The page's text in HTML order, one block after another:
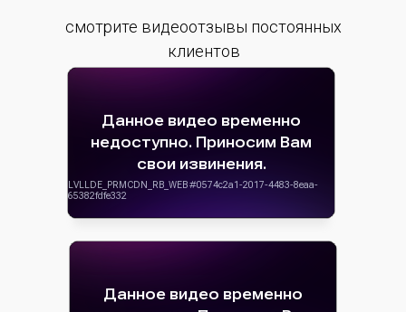
смотрите видеоотзывы постоянных
клиентов